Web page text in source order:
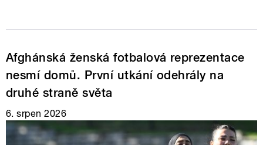
Afghánská ženská fotbalová reprezentace
nesmí domů. První utkání odehrály na
druhé straně světa
6. srpen 2026